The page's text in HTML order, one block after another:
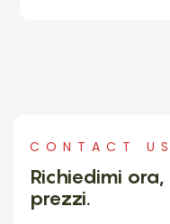
CONTACT US
Richiedimi
prezzi.